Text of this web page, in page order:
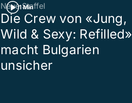
1 Min
Neue Staffel
Die Crew von «Jung,
Wild & Sexy: Refilled»
macht Bulgarien
unsicher